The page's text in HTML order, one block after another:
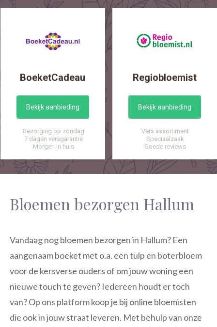
BoeketCadeau
Bekijk aanbieding
Bezorging op zondag
7 dagen versgarantie
Morgen in huis
Regiobloemist
Bekijk aanbieding
Vers assortiment
Speciaalzaak
Goede reviews
Bloemen bezorgen Hallum
Vandaag nog bloemen bezorgen in Hallum? Een
aangenaam boeket met o.a. een tulp en boterbloem
voor de kersverse ouders of om jouw woning een
nieuwe touch te geven? Iedereen houdt er toch
van? Op ons platform koop je bij online bloemisten
die ook in jouw straat leveren. Met behulp van onze